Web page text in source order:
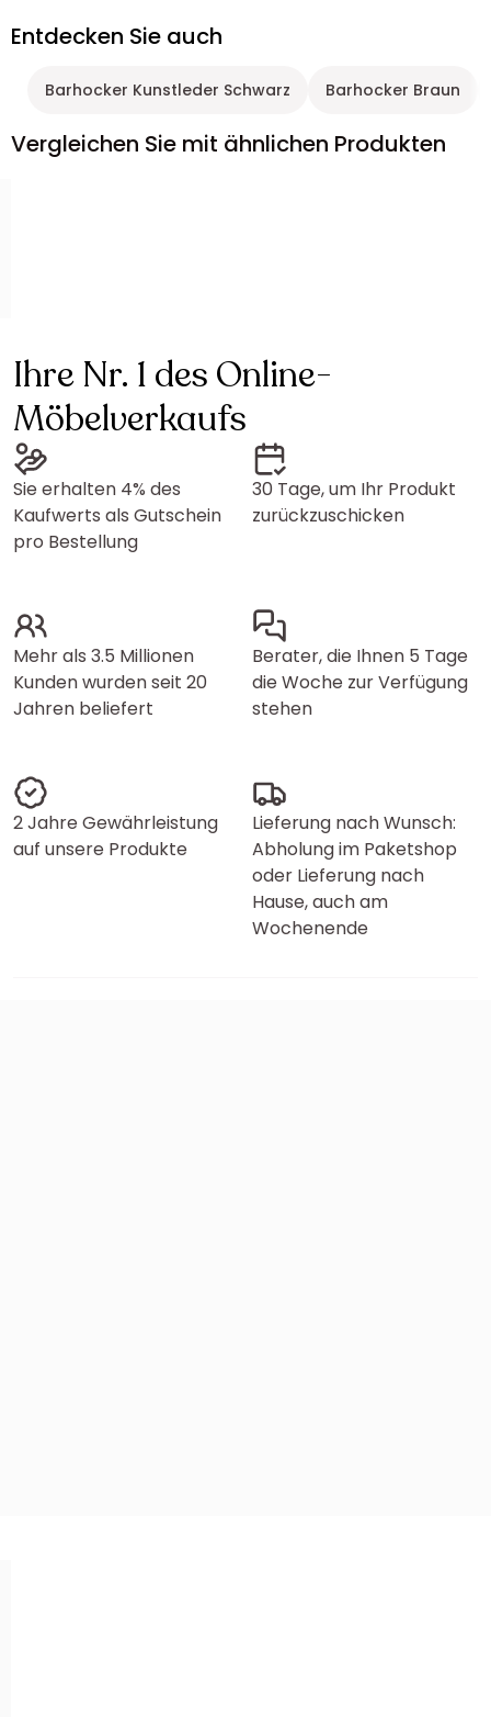
Entdecken Sie auch
Barhocker Kunstleder Schwarz Barhocker Braun
Vergleichen Sie mit ähnlichen Produkten
Ihre Nr. 1 des Online-
Möbelverkaufs
Sie erhalten 4% des
Kaufwerts als Gutschein
pro Bestellung
30 Tage, um Ihr Produkt
zurückzuschicken
Mehr als 3.5 Millionen
Kunden wurden seit 20
Jahren beliefert
Berater, die Ihnen 5 Tage
die Woche zur Verfügung
stehen
2 Jahre Gewährleistung
auf unsere Produkte
Lieferung nach Wunsch:
Abholung im Paketshop
oder Lieferung nach
Hause, auch am
Wochenende